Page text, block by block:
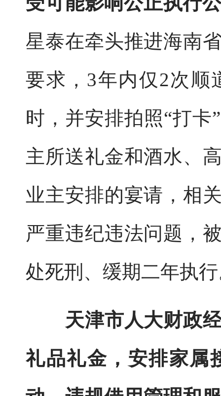
星泰在牵头推进海南
要求，3年内仅2次顺
时，并安排拍照“打
主所送礼金和酒水、
业主安排的宴请，相
严重违纪违法问题，
处死刑、缓期二年执
天津市人大财政
礼品礼金，安排家属